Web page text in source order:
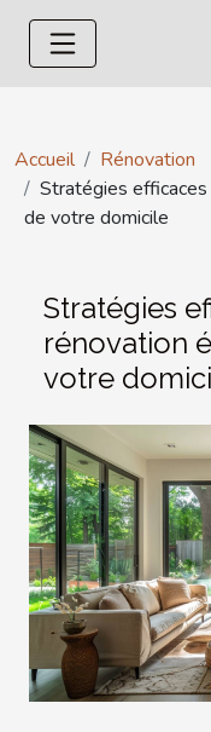
Accueil
Rénovation
Stratégies
de votre domicile
Stratégies
rénovation
votre